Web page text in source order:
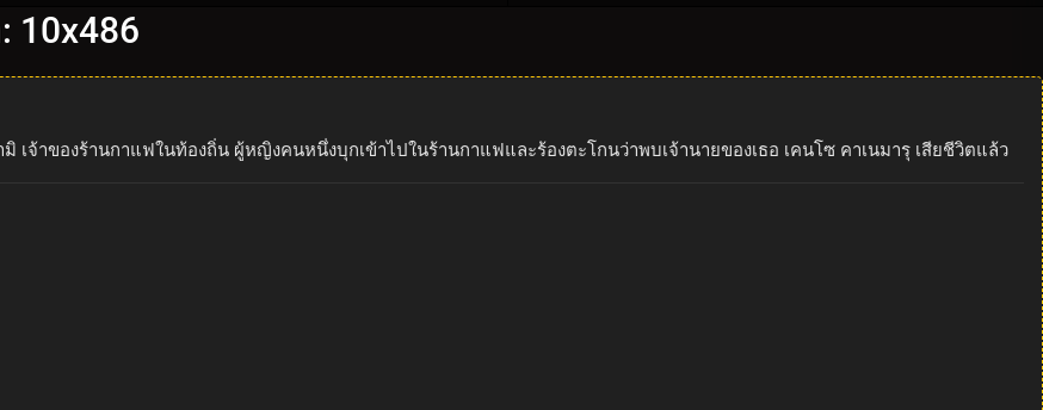
10x486
จ้าของร้านกาแฟในท้องถิ่น ผู้หญิงคนหนึ่งบุกเข้าไปในร้านกาแฟและร้องตะโกนว่าพบเจ้านายของเธอ เคนโซ คาเนมารุ เสียชีวิตแล้ว